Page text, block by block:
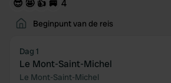
😎 🤩 👍 🚐 4
Beginpunt van de reis
Dag 1
Le Mont-Saint-Michel
Le Mont-Saint-Michel